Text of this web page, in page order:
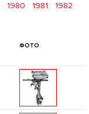
1980 1981
1982
ФОТО